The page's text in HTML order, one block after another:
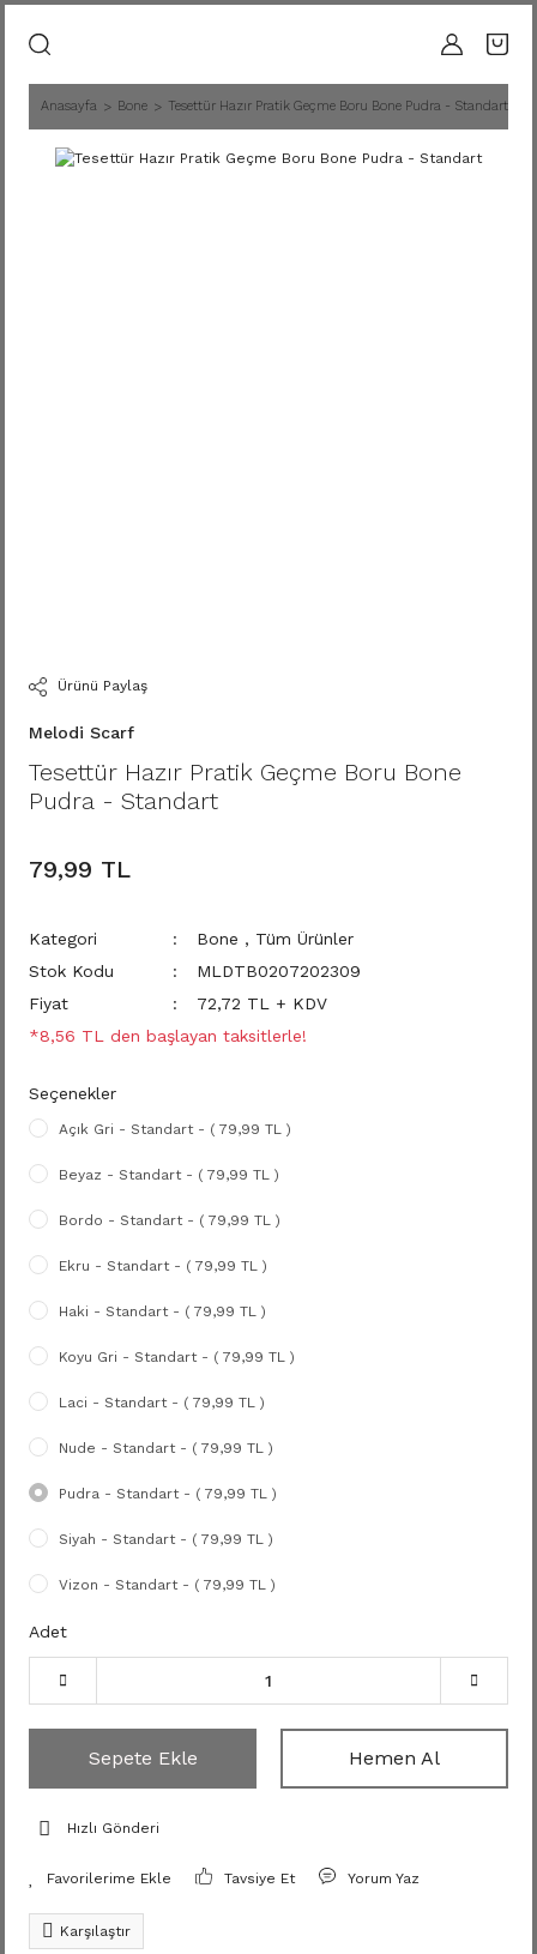
Anasayfa Bone Tesettür Hazır Pratik Geçme Boru Bone Pudra - Standart
Ürünü Paylaş
Melodi Scarf
Tesettür Hazır Pratik Geçme Boru Bone
Pudra - Standart
79,99 TL
Kategori Bone , Tüm Ürünler
Stok Kodu
MLDTB0207202309
Fiyat
72,72 TL + KDV
*8,56 TL den başlayan taksitlerle!
Seçenekler
Açık Gri - Standart - ( 79,99 TL )
Beyaz - Standart - ( 79,99 TL )
Bordo - Standart - ( 79,99 TL )
Ekru - Standart - ( 79,99 TL )
Haki - Standart - ( 79,99 TL )
Koyu Gri - Standart - ( 79,99 TL )
Laci - Standart - ( 79,99 TL )
Nude - Standart - ( 79,99 TL )
Pudra - Standart - ( 79,99 TL )
Siyah - Standart - ( 79,99 TL )
Vizon - Standart - ( 79,99 TL )
Adet
Sepete Ekle Hemen Al
Hızlı Gönderi
Tavsiye Et Yorum Yaz
Karşılaştır